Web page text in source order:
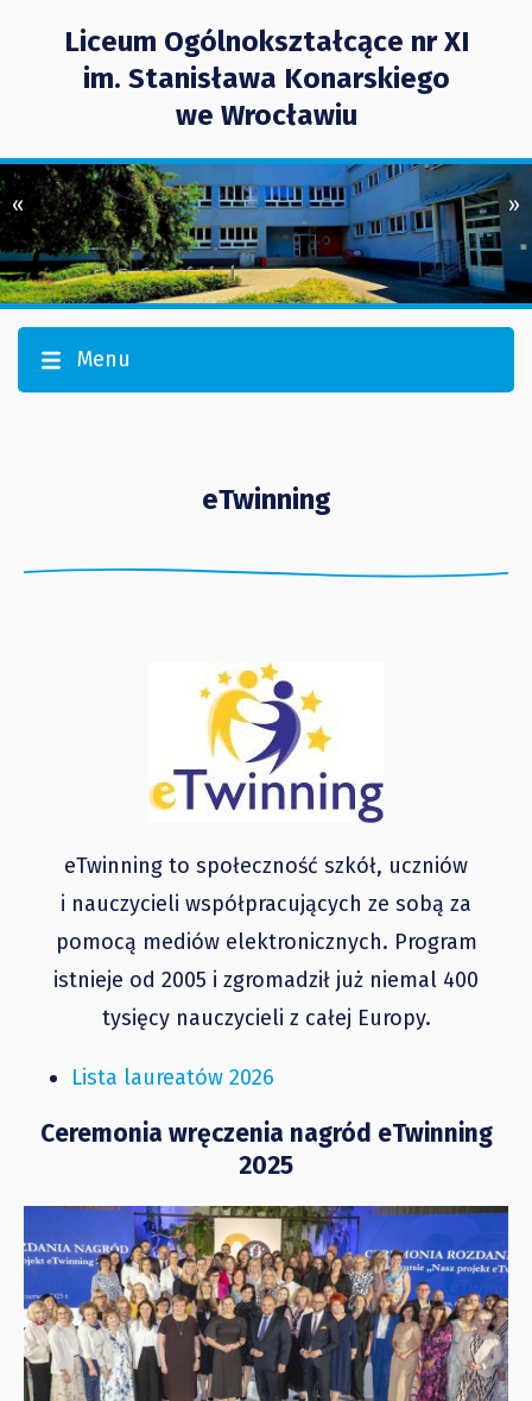
Liceum Ogólnokształcące nr XI
im. Stanisława Konarskiego
we Wrocławiu
« »
Menu
eTwinning
eTwinning to społeczność szkół, uczniów
i nauczycieli współpracujących ze sobą za
pomocą mediów elektronicznych. Program
istnieje od 2005 i zgromadził już niemal 400
tysięcy nauczycieli z całej Europy.
Lista laureatów 2026
Ceremonia wręczenia nagród eTwinning
2025